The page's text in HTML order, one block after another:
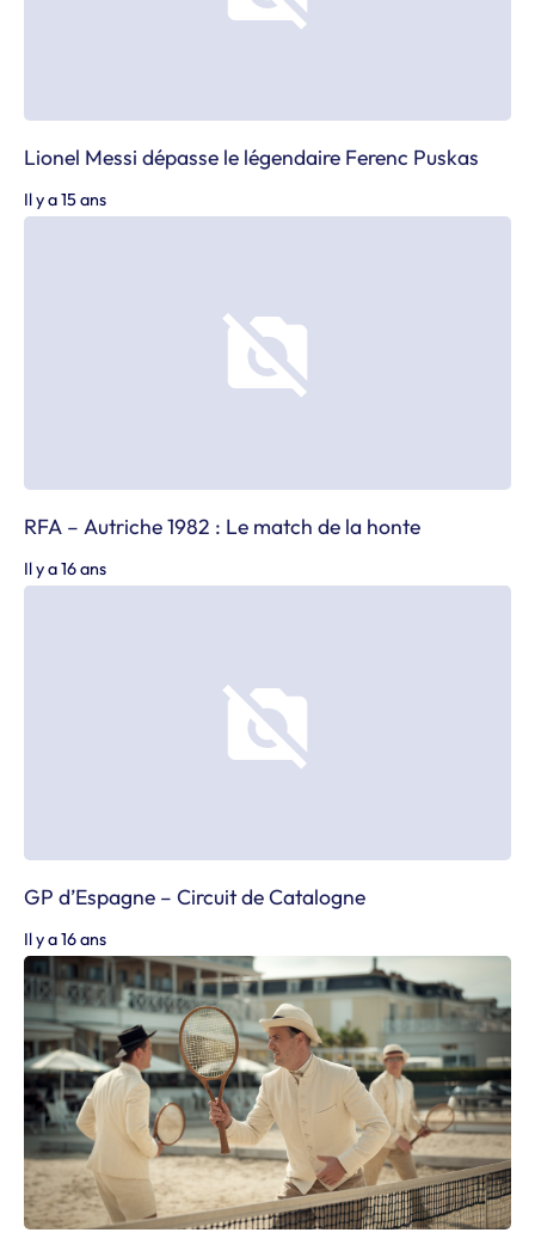
Lionel Messi dépasse le légendaire Ferenc Puskas
Il y a 15 ans
RFA – Autriche 1982 : Le match de la honte
Il y a 16 ans
GP d’Espagne – Circuit de Catalogne
Il y a 16 ans